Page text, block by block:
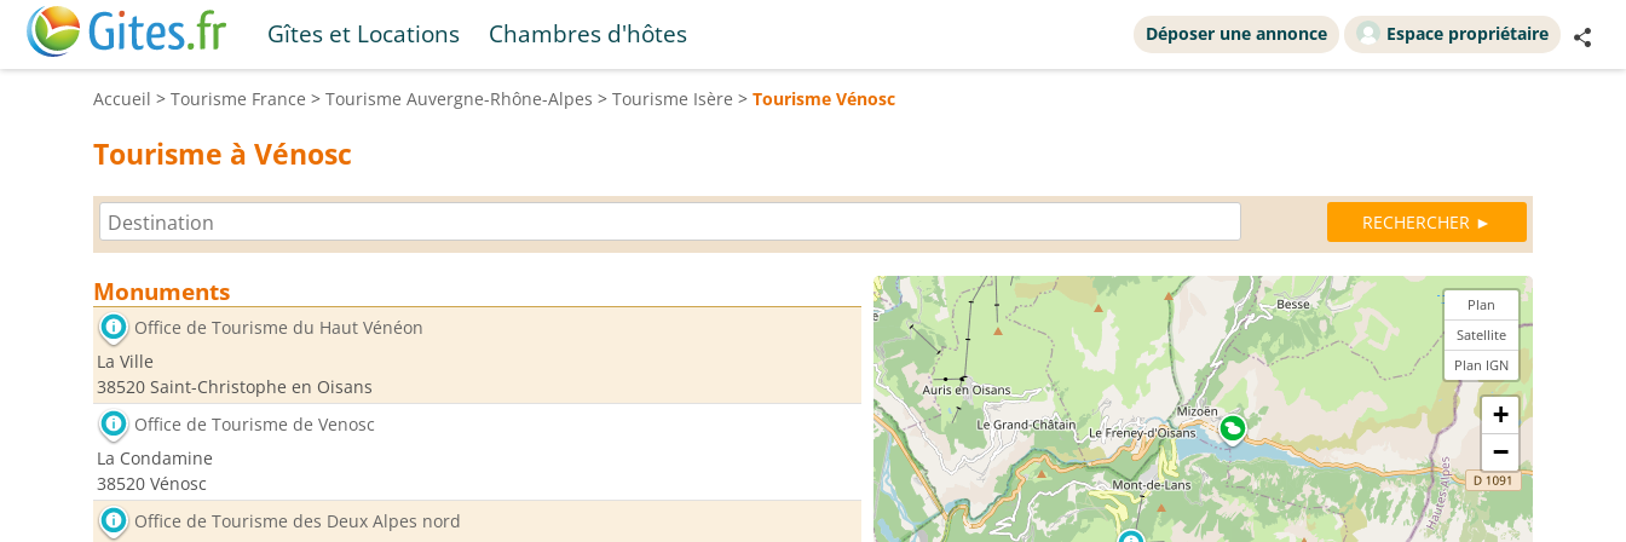
Gîtes et Locations Chambres d'hôtes Déposer une annonce Espace propriétaire
Accueil > Tourisme France > Tourisme Auvergne-Rhône-Alpes > Tourisme Isère > Tourisme Vénosc
Tourisme à Vénosc
Monuments
Office de Tourisme du Haut Vénéon
La Ville
38520 Saint-Christophe en Oisans
Office de Tourisme de Venosc
La Condamine
38520 Vénosc
Office de Tourisme des Deux Alpes nord
Plan
Satellite
Plan IGN
+
−